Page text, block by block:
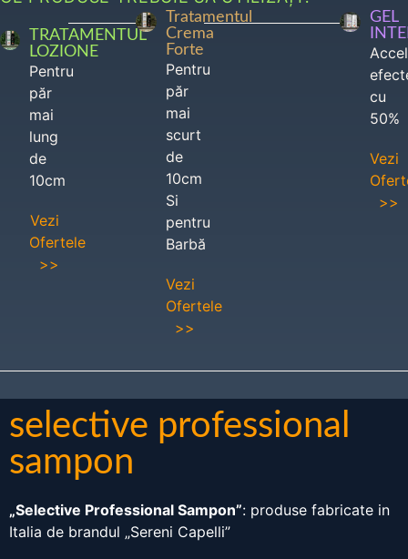
TRATAMENTUL
LOZIONE
Pentru
păr
mai
lung
de
10cm
Vezi
Ofertele
>>
Tratamentul
Crema
Forte
Pentru
păr
mai
scurt
de
10cm
Si
pentru
Barbă
Vezi
Ofertele
>>
GEL
cu
50%
Vezi
>>
selective professional
sampon
„Selective Professional Sampon”: produse fabricate in
Italia de brandul „Sereni Capelli”